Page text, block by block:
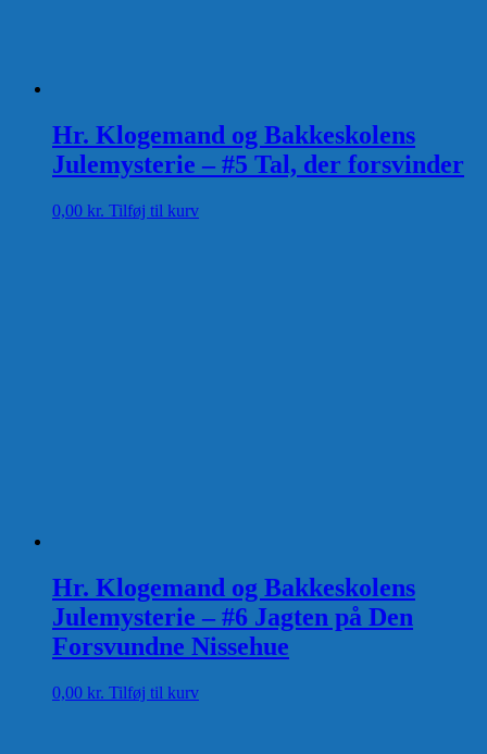
Hr. Klogemand og Bakkeskolens
Julemysterie – #5 Tal, der forsvinder
0,00 kr. Tilføj til kurv
Hr. Klogemand og Bakkeskolens
Julemysterie – #6 Jagten på Den
Forsvundne Nissehue
0,00 kr. Tilføj til kurv